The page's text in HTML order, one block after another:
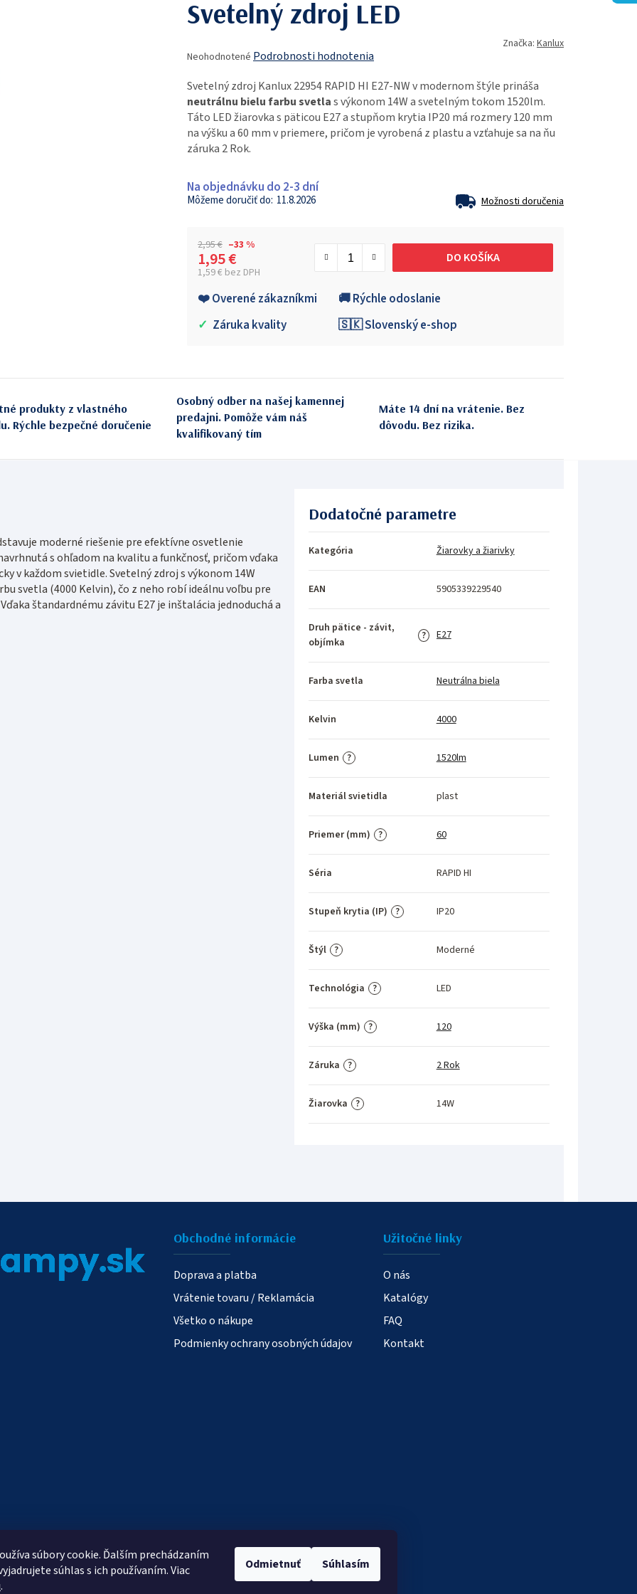
súbory cookie. Ďalším prechádzaním
súhlas s ich používaním. Viac
.
Odmietnuť Súhlasím
Svetelný zdroj LED
hodnotenie
je
0,0
z
5
hviezdičiek.
Neohodnotené Podrobnosti hodnotenia
Značka: Kanlux
Svetelný zdroj Kanlux 22954 RAPID HI E27-NW v modernom štýle prináša
neutrálnu bielu farbu svetlas výkonom 14W a svetelným tokom 1520lm.
Táto LED žiarovka s päticou E27 a stupňom krytia IP20 má rozmery 120 mm
na výšku a 60 mm v priemere, pričom je vyrobená z plastu a vzťahuje sa na ňu
záruka 2 Rok.
Na objednávku do 2-3 dní
11.8.2026 Možnosti doručenia
2,95 € –33 %
1,95 €
1,59 € bez DPH
DO KOŠÍKA
❤️ Overené zákazníkmi
🚚 Rýchle odoslanie
✓ Záruka kvality 🇸🇰 Slovenský e-shop
produkty z vlastného
Rýchle bezpečné doručenie
Osobný odber na našej kamennej
predajni. Pomôže vám náš
kvalifikovaný tím
Máte 14 dní na vrátenie. Bez
dôvodu. Bez rizika.
moderné riešenie pre efektívne osvetlenie
s ohľadom na kvalitu a funkčnosť, pričom vďaka
v každom svietidle. Svetelný zdroj s výkonom 14W
svetla (4000 Kelvin), čo z neho robí ideálnu voľbu pre
štandardnému závitu E27 je inštalácia jednoduchá a
Dodatočné parametre
Kategória Žiarovky a žiarivky
EAN 5905339229540
?
Druh pätice - závit,
objímka
E27
Farba svetla Neutrálna biela
Kelvin 4000
?
Lumen 1520lm
Materiál svietidla plast
?
Priemer (mm) 60
Séria RAPID HI
?
Stupeň krytia (IP) IP20
?
Štýl Moderné
?
Technológia LED
?
Výška (mm) 120
?
Záruka 2 Rok
?
Žiarovka 14W
Obchodné informácie
Doprava a platba
Vrátenie tovaru / Reklamácia
Všetko o nákupe
Podmienky ochrany osobných údajov
Užitočné linky
O nás
Katalógy
FAQ
Kontakt